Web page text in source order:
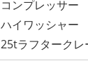
コンプレッサー
ハイワッシャー
25tラフタークレ